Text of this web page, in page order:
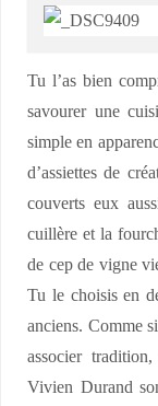
Tu l’as bien
savourer une
simple en
d’assiettes de
couverts eux
cuillère et la
de cep de vigne
Tu le choisis en
anciens. Comme
associer
Vivien Durand